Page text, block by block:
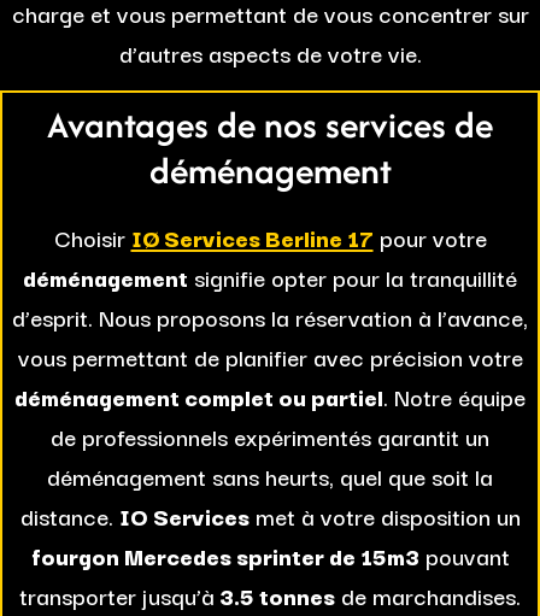
charge et vous permettant de vous concentrer sur
d’autres aspects de votre vie.
Avantages de nos services de
déménagement
Choisir IØ Services Berline 17 pour votre
déménagement signifie opter pour la tranquillité
d’esprit. Nous proposons la réservation à l’avance,
vous permettant de planifier avec précision votre
déménagement complet ou partiel. Notre équipe
de professionnels expérimentés garantit un
déménagement sans heurts, quel que soit la
distance. IO Servicesmet à votre disposition un
fourgon Mercedes sprinter de 15m3 pouvant
transporter jusqu’à 3.5 tonnes de marchandises.